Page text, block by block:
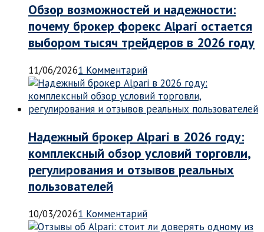
Обзор возможностей и надежности:
почему брокер форекс Alpari остается
выбором тысяч трейдеров в 2026 году
11/06/20261 Комментарий
Надежный брокер Alpari в 2026 году:
комплексный обзор условий торговли,
регулирования и отзывов реальных
пользователей
10/03/20261 Комментарий